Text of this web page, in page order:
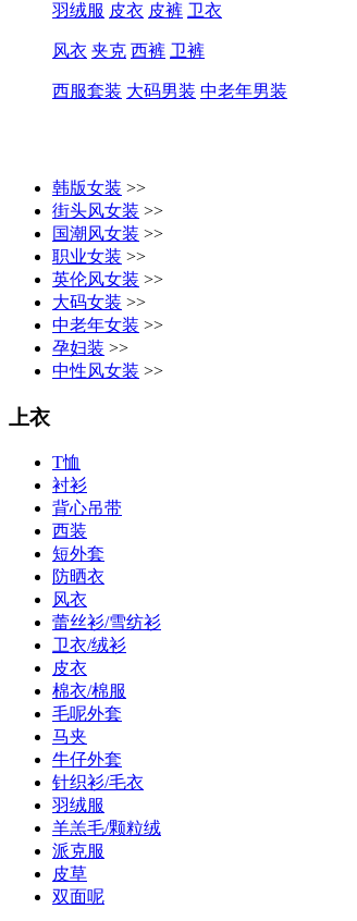
羽绒服 皮衣 皮裤 卫衣
风衣 夹克 西裤 卫裤
西服套装 大码男装 中老年男装
韩版女装 >>
街头风女装 >>
国潮风女装 >>
职业女装 >>
英伦风女装 >>
大码女装 >>
中老年女装 >>
孕妇装 >>
中性风女装 >>
上衣
T恤
衬衫
背心吊带
西装
短外套
防晒衣
风衣
蕾丝衫/雪纺衫
卫衣/绒衫
皮衣
棉衣/棉服
毛呢外套
马夹
牛仔外套
针织衫/毛衣
羽绒服
羊羔毛/颗粒绒
派克服
皮草
双面呢